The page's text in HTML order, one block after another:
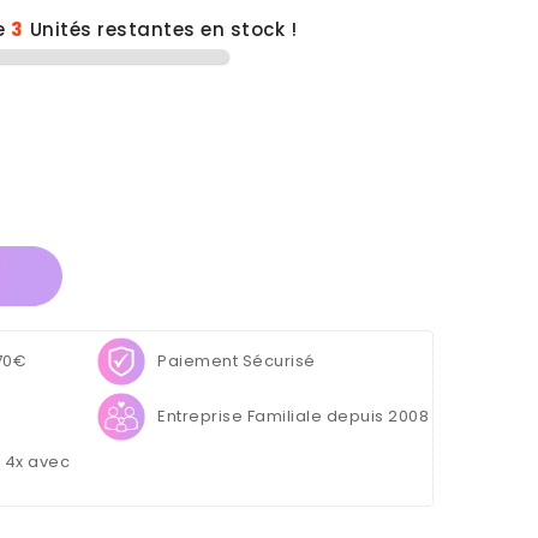
3 Unités restantes en stock !
Paiement Sécurisé
Entreprise Familiale depuis 2008
4x avec